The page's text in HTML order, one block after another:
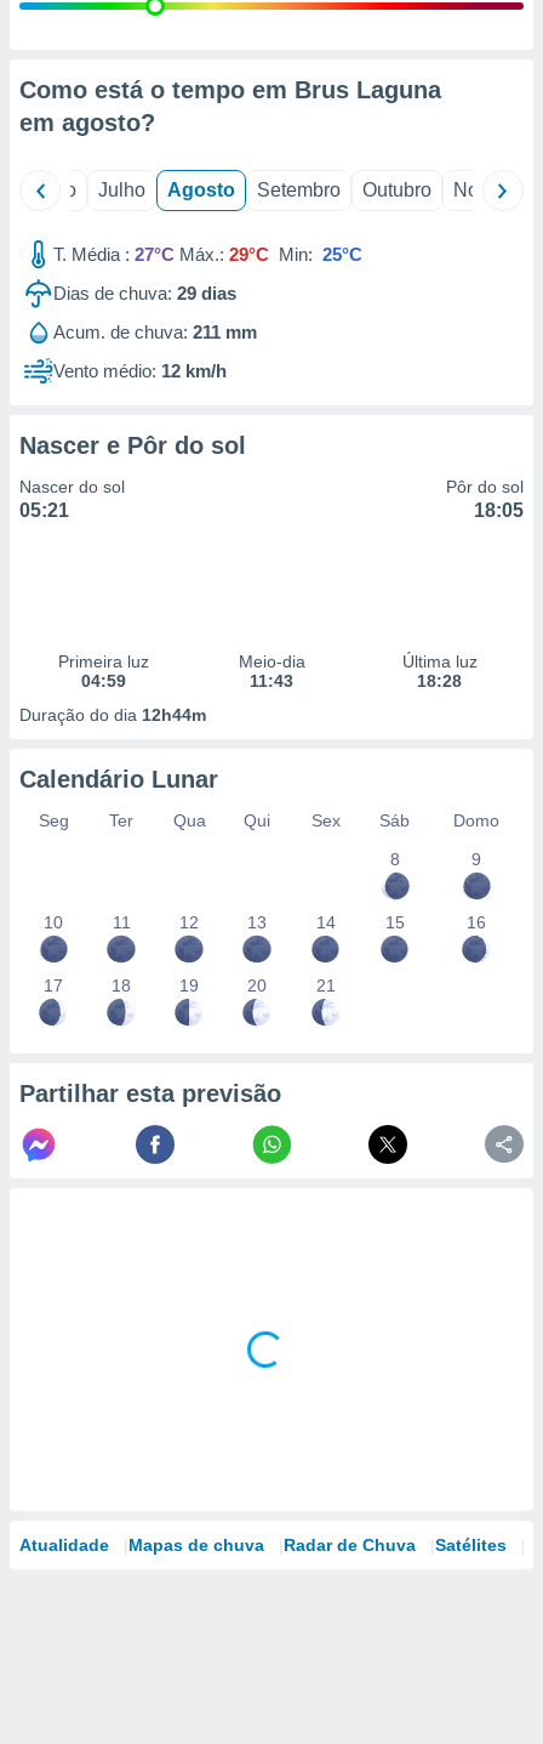
estudos
1199
Como está o tempo em Brus Laguna
em agosto?
Junho Julho Agosto Setembro Outubro Novembro
T. Média : 27°C Máx.: 29°C Min: 25°C
Dias de chuva: 29 dias
Acum. de chuva: 211 mm
Vento médio: 12 km/h
Nascer e Pôr do sol
Nascer do sol
05:21
Pôr do sol
18:05
Primeira luz
04:59
Meio-dia
11:43
Última luz
18:28
Duração do dia 12h44m
Calendário Lunar
Seg Ter Qua Qui Sex Sáb
Domo
8
9
10 11 12 13 14 15 16
17 18 19 20 21
Partilhar esta previsão
Atualidade Mapas de chuva Radar de Chuva Satélites